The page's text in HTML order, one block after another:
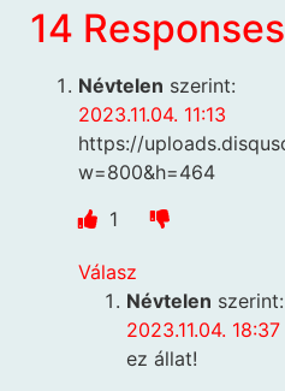
14 Responses
Névtelen szerint:
2023.11.04. 11:13
https://
w=800&h=464
1
Válasz
Névtelen szerint:
2023.11.04. 18:37
ez állat!